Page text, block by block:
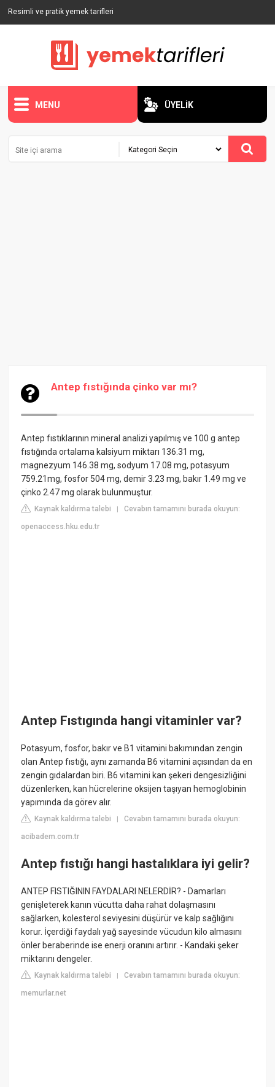
Resimli ve pratik yemek tarifleri
MENU ÜYELİK
Antep fıstığında çinko var mı?
Antep fıstıklarının mineral analizi yapılmış ve 100 g antep
fıstığında ortalama kalsiyum miktarı 136.31 mg,
magnezyum 146.38 mg, sodyum 17.08 mg, potasyum
759.21mg, fosfor 504 mg, demir 3.23 mg, bakır 1.49 mg ve
çinko 2.47 mg olarak bulunmuştur.
Kaynak kaldırma talebi |Cevabın tamamını burada okuyun:
openaccess.hku.edu.tr
Antep Fıstıgında hangi vitaminler var?
Potasyum, fosfor, bakır ve B1 vitamini bakımından zengin
olan Antep fıstığı, aynı zamanda B6 vitamini açısından da en
zengin gıdalardan biri. B6 vitamini kan şekeri dengesizliğini
düzenlerken, kan hücrelerine oksijen taşıyan hemoglobinin
yapımında da görev alır.
Kaynak kaldırma talebi |Cevabın tamamını burada okuyun:
acibadem.com.tr
Antep fıstığı hangi hastalıklara iyi gelir?
ANTEP FISTIĞININ FAYDALARI NELERDİR? - Damarları
genişleterek kanın vücutta daha rahat dolaşmasını
sağlarken, kolesterol seviyesini düşürür ve kalp sağlığını
korur. İçerdiği faydalı yağ sayesinde vücudun kilo almasını
önler beraberinde ise enerji oranını artırır. - Kandaki şeker
miktarını dengeler.
Kaynak kaldırma talebi |Cevabın tamamını burada okuyun:
memurlar.net